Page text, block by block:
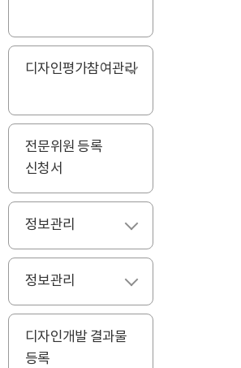
디자인평가참여관리
전문위원 등록
신청서
정보관리
정보관리
디자인개발 결과물
등록